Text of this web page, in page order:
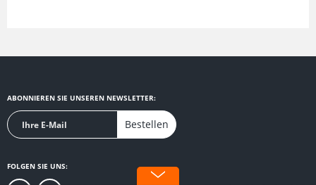
ABONNIEREN SIE UNSEREN NEWSLETTER:
Bestellen
FOLGEN SIE UNS: